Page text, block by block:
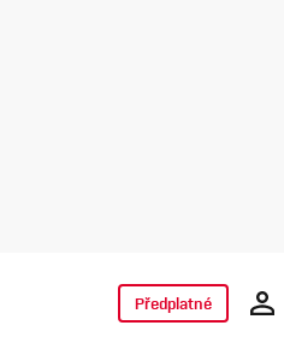
Předplatné